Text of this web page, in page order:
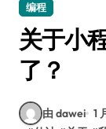
编程
关于小
了？
由 dawei 1